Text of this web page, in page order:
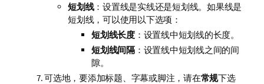
短划线：设置线是实线还是短划线。如果线是
短划线，可以使用以下选项：
短划线长度：设置线中短划线的长度。
短划线间隔：设置线中短划线之间的间
隙。
可选地，要添加标题、字幕或脚注，请在常规下选